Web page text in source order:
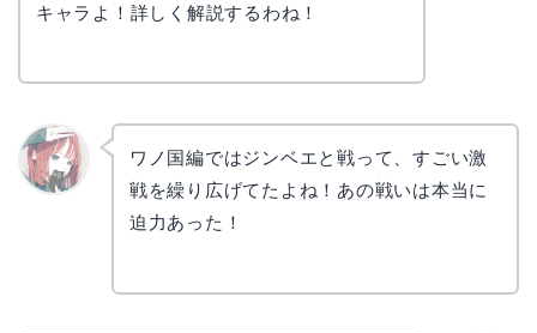
キャラよ！詳しく解説するわね！
ワノ国編ではジンベエと戦って、すごい激
戦を繰り広げてたよね！あの戦いは本当に
迫力あった！